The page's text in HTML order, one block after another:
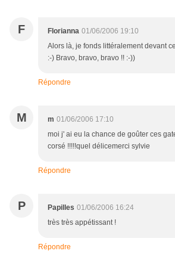
F Florianna 01/06/2006 19:10
Alors là, je fonds littéralement devant
:-) Bravo, bravo, bravo !! :-))
Répondre
M m 01/06/2006 17:10
moi j' ai eu la chance de goûter ces
corsé !!!!!quel délicemerci sylvie
Répondre
P Papilles 01/06/2006 16:24
très très appétissant !
Répondre